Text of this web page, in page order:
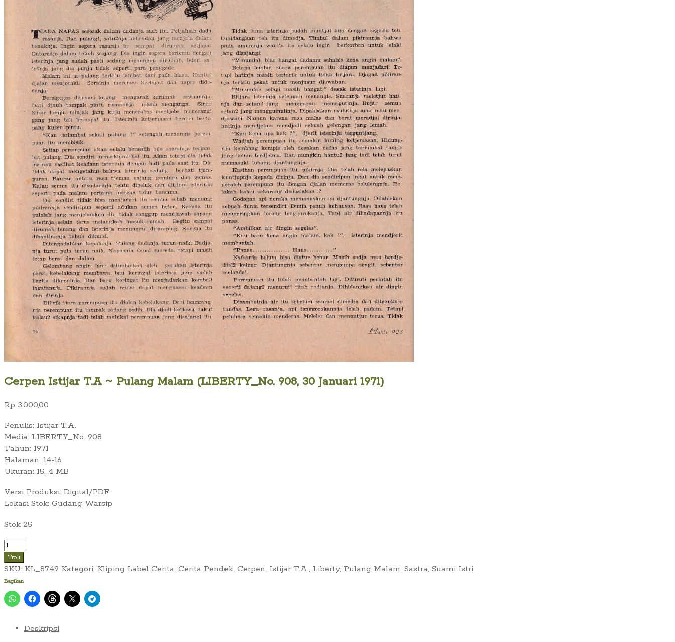
Cerpen Istijar T.A ~ Pulang Malam (LIBERTY_No. 908, 30 Januari 1971)
Rp 3.000,00
Penulis: Istijar T.A.
Media: LIBERTY_No. 908
Tahun: 1971
Halaman: 14-16
Ukuran: 15. 4 MB
Versi Produksi: Digital/PDF
Lokasi Stok: Gudang Warsip
Stok 25
Kuantitas
Cerpen
Istijar
T.A
~
Pulang
(LIBERTY_No.
Troli
SKU: KL_8749 Kategori: Kliping Label Cerita, Cerita Pendek, Cerpen, Istijar T.A., Liberty, Pulang Malam, Sastra, Suami Istri
Bagikan
Deskripsi